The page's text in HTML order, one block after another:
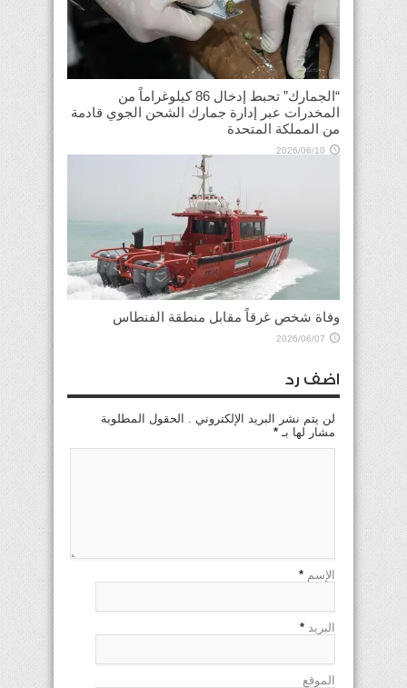
“الجمارك” تحبط إدخال 86 كيلوغراماً من
المخدرات عبر إدارة جمارك الشحن الجوي قادمة
من المملكة المتحدة
2026/06/10
وفاة شخص غرقاً مقابل منطقة الفنطاس
2026/06/07
اضف رد
لن يتم نشر البريد الإلكتروني . الحقول المطلوبة
مشار لها بـ *
الإسم *
البريد *
الموقع